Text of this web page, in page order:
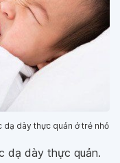
dạ dày thực quản ở trẻ nhỏ
dạ dày thực quản.